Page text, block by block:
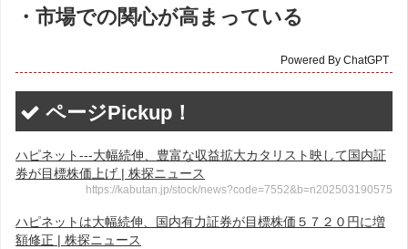
・市場での関心が高まっている
Powered By ChatGPT
ページPickup！
ハピネット---大幅続伸、豊富な収益拡大カタリスト映して国内証
券が目標株価上げ | 株探ニュース
https://kabutan.jp/stock/news?code=7552&b=n202503190575
ハピネットは大幅続伸、国内有力証券が目標株価５７２０円に増
額修正 | 株探ニュース